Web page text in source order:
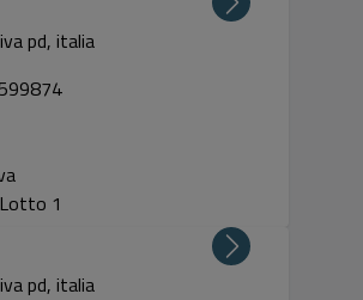
pd, italia
1
pd, italia